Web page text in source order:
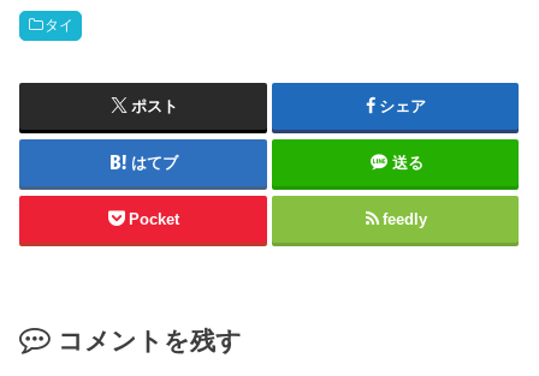
タイ
ポスト シェア
はてブ 送る
Pocket feedly
コメントを残す